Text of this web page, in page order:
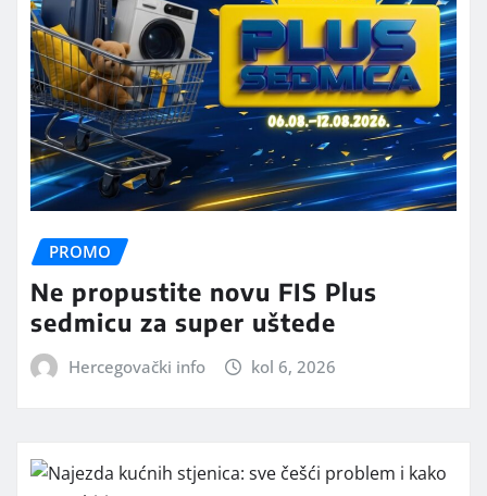
PROMO
Ne propustite novu FIS Plus
sedmicu za super uštede
Hercegovački info kol 6, 2026